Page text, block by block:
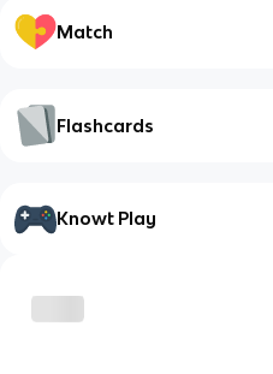
Match
Flashcards
Knowt Play